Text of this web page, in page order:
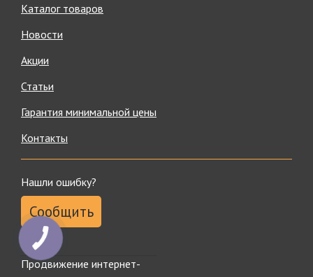
Каталог товаров
Новости
Акции
Статьи
Гарантия минимальной цены
Контакты
Нашли ошибку?
Сообщить
Продвижение интернет-